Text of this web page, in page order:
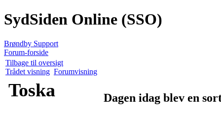
SydSiden Online (SSO)
Brøndby Support
Forum-forside
Tilbage til oversigt
Trådet visning Forumvisning
Toska Dagen idag blev en